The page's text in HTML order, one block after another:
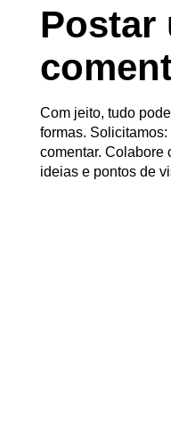
Postar
Com jeito, tudo
formas.
comentar. Colabore
ideias e pontos de